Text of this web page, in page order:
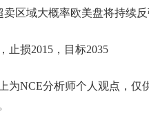
区域大概率欧美盘将持续反
止损2015，目标2035
为NCE分析师个人观点，